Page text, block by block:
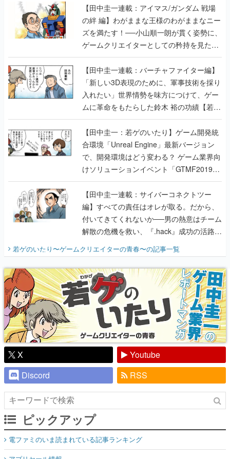
ゲームクリエイターとしての矜持を見た
【若ゲのいたり最終回】
【田中圭一連載：バーチャファイター編】
「新しい3D表現のために、軍事技術を採り
入れたい」世界情勢を味方につけて、ゲー
ムに革命をもたらした鈴木 裕の功績【若ゲ
のいたり】
【田中圭一：若ゲのいたり】ゲーム開発統
合環境「Unreal Engine」最新バージョン
で、開発環境はどう変わる？ ゲーム業界向
けソリューションイベント「GTMF2019」
に行って、より理解を深めよう【PR】
【田中圭一連載：サイバーコネクトツー
編】すべての責任はオレが取る。だから、
付いてきてくれないか──男の熱意はチーム
解散の危機を救い、『.hack』成功の活路を
開く。業界の快男児・松山 洋に流れる血は
『少年ジャンプ』色だった【若ゲのいた
り】
若ゲのいたり〜ゲームクリエイターの青春〜の記事一覧
X
Youtube
Discord
RSS
ピックアップ
電ファミのいま読まれている記事ランキング
アプリセール情報
インタビュー